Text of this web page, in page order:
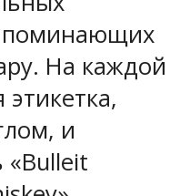
На каждой
и
«Bulleit